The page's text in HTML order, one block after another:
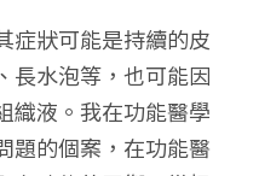
症狀可能是持續的皮
長水泡等，也可能因
織液。我在功能醫學
題的個案，在功能醫